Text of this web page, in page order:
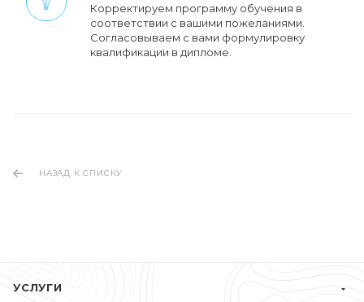
Корректируем программу обучения в
соответствии с вашими пожеланиями.
Cогласовываем с вами формулировку
квалификации в дипломе.
НАЗАД К СПИСКУ
УСЛУГИ